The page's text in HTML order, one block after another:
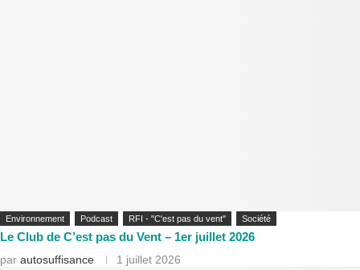
Environnement Podcast RFI - "C'est pas du vent" Société
Le Club de C’est pas du Vent – 1er juillet 2026
par autosuffisance 1 juillet 2026